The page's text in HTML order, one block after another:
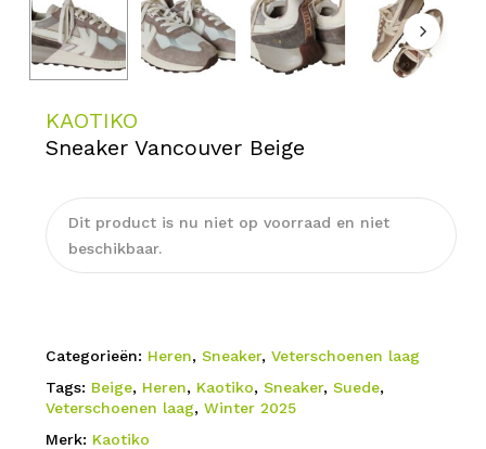
KAOTIKO
Sneaker Vancouver Beige
Dit product is nu niet op voorraad en niet
beschikbaar.
Categorieën: Heren, Sneaker, Veterschoenen laag
Tags: Beige, Heren, Kaotiko, Sneaker, Suede,
Veterschoenen laag, Winter 2025
Merk: Kaotiko